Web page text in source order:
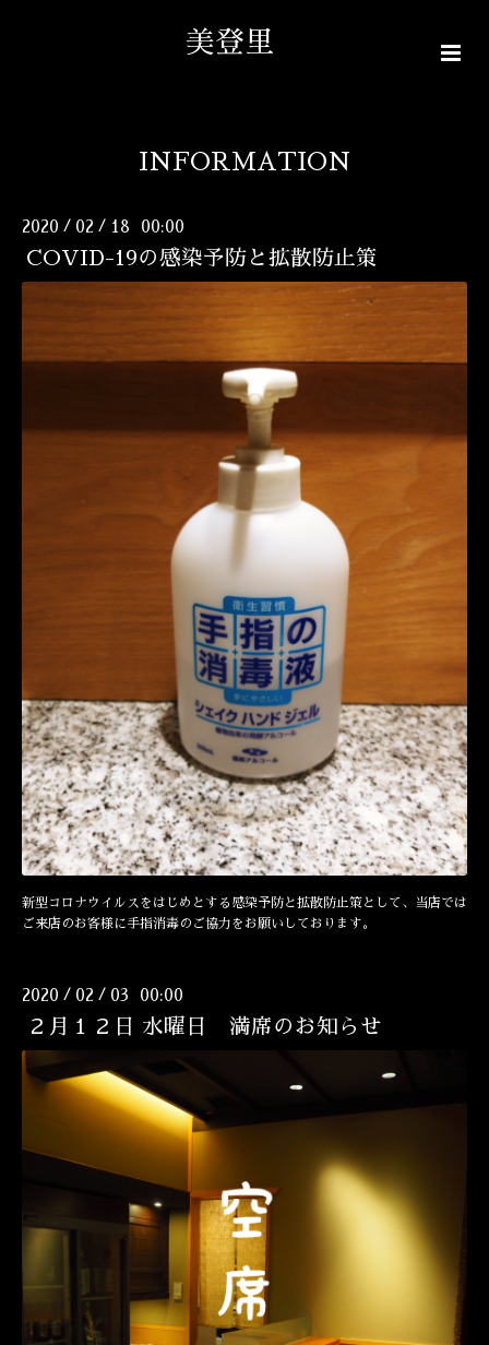
美登里
INFORMATION
2020 / 02 / 18 00:00
COVID-19の感染予防と拡散防止策
新型コロナウイルスをはじめとする感染予防と拡散防止策として、当店では
ご来店のお客様に手指消毒のご協力をお願いしております。
2020 / 02 / 03 00:00
２月１２日 水曜日 満席のお知らせ